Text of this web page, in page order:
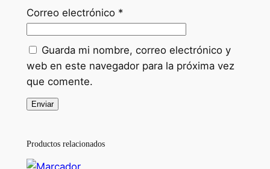
Correo electrónico *
Guarda mi nombre, correo electrónico y
web en este navegador para la próxima vez
que comente.
Productos relacionados